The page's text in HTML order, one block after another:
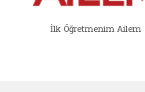
İlk Öğretmenim Ailem